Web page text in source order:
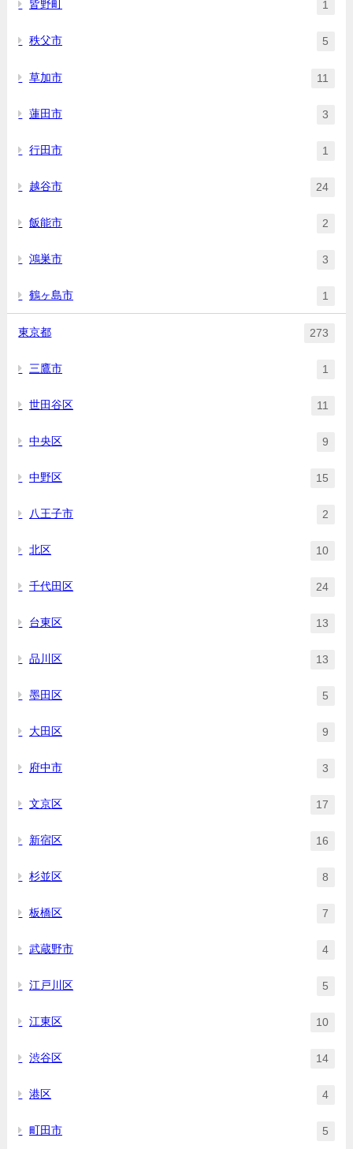
皆野町 1
秩父市 5
草加市 11
蓮田市 3
行田市 1
越谷市 24
飯能市 2
鴻巣市 3
鶴ヶ島市 1
東京都 273
三鷹市 1
世田谷区 11
中央区 9
中野区 15
八王子市 2
北区 10
千代田区 24
台東区 13
品川区 13
墨田区 5
大田区 9
府中市 3
文京区 17
新宿区 16
杉並区 8
板橋区 7
武蔵野市 4
江戸川区 5
江東区 10
渋谷区 14
港区 4
町田市 5